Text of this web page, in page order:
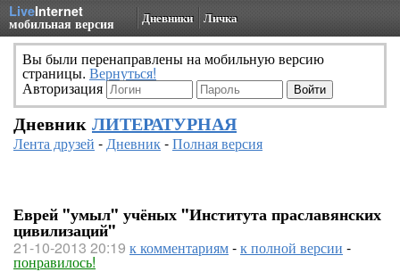
LiveInternet
мобильная версия Дневники Личка
Вы были перенаправлены на мобильную версию
страницы. Вернуться!
Авторизация
Дневник ЛИТЕРАТУРНАЯ
Лента друзей -Дневник-Полная версия
Еврей "умыл" учёных "Института праславянских
цивилизаций"
21-10-2013 20:19 к комментариям-к полной версии -
понравилось!